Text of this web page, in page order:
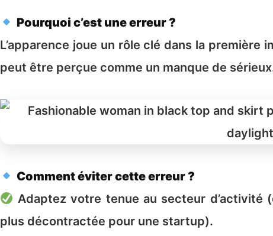
Pourquoi c’est une erreur ?
L’apparence joue un rôle clé dans la
peut être perçue comme un manque de
Comment éviter cette erreur ?
Adaptez votre tenue au secteur d’activité
plus décontractée pour une startup).